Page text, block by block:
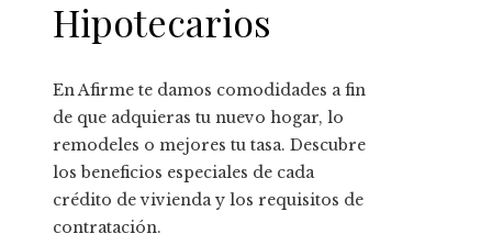
Hipotecarios
En Afirme te damos comodidades a fin
de que adquieras tu nuevo hogar, lo
remodeles o mejores tu tasa. Descubre
los beneficios especiales de cada
crédito de vivienda y los requisitos de
contratación.